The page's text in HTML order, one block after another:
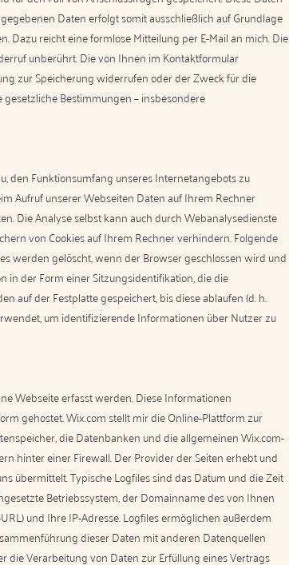
Daten erfolgt somit ausschließlich auf Grundlage
Dazu reicht eine formlose Mitteilung per E-Mail an mich. Die
unberührt. Die von Ihnen im Kontaktformular
zur Speicherung widerrufen oder der Zweck für die
Bestimmungen – insbesondere
den Funktionsumfang unseres Internetangebots zu
Aufruf unserer Webseiten Daten auf Ihrem Rechner
Die Analyse selbst kann auch durch Webanalysedienste
von Cookies auf Ihrem Rechner verhindern. Folgende
werden gelöscht, wenn der Browser geschlossen wird und
in der Form einer Sitzungsidentifikation, die die
auf der Festplatte gespeichert, bis diese ablaufen (d. h.
um identifizierende Informationen über Nutzer zu
Webseite erfasst werden. Diese Informationen
gehostet. Wix.com stellt mir die Online-Plattform zur
die Datenbanken und die allgemeinen Wix.com-
hinter einer Firewall. Der Provider der Seiten erhebt und
übermittelt. Typische Logfiles sind das Datum und die Zeit
Betriebssystem, der Domainname des von Ihnen
und Ihre IP-Adresse. Logfiles ermöglichen außerdem
dieser Daten mit anderen Datenquellen
die Verarbeitung von Daten zur Erfüllung eines Vertrags